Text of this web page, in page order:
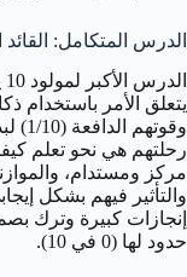
الدرس المتكامل: القائد
يتعلق الأمر باستخدام
رحلتهم هي نحو تعلم
مركز ومستدام،
والتأثير فيهم بشكل
إنجازات كبيرة وترك
حدود لها (0 في 10).